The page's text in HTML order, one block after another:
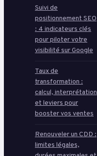
Suivi de
positionnement SEO
: 4 indicateurs clés
pour piloter votre
visibilité sur Google
Taux de
transformation :
calcul, interprétation
et leviers pour
booster vos ventes
Renouveler un CDD :
limites légales,